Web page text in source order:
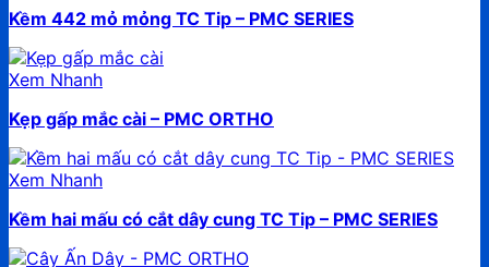
Kềm 442 mỏ mỏng TC Tip – PMC SERIES
Xem Nhanh
Kẹp gấp mắc cài – PMC ORTHO
Xem Nhanh
Kềm hai mấu có cắt dây cung TC Tip – PMC SERIES